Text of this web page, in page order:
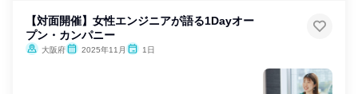
【対面開催】女性エンジニアが語る1Dayオー
プン・カンパニー
大阪府 2025年11月 1日